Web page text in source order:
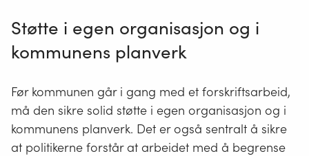
Støtte i egen organisasjon og i
kommunens planverk
Før kommunen går i gang med et forskriftsarbeid,
må den sikre solid støtte i egen organisasjon og i
kommunens planverk. Det er også sentralt å sikre
at politikerne forstår at arbeidet med å begrense